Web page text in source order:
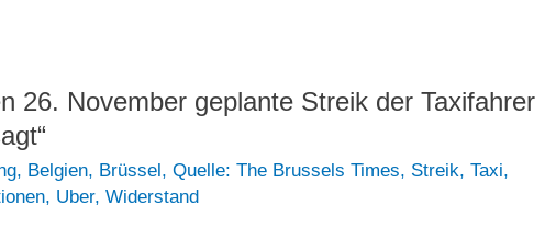
26. November geplante Streik der Taxifahrer
, Belgien, Brüssel,Quelle: The Brussels Times, Streik,Taxi,
, Uber,Widerstand